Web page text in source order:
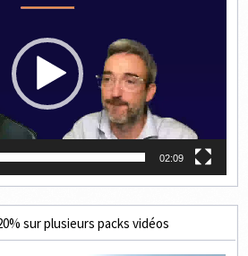
02:09
sur plusieurs packs vidéos